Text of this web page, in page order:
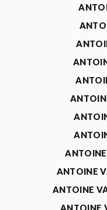
ANTOINE
ANTOINE
ANTOINE